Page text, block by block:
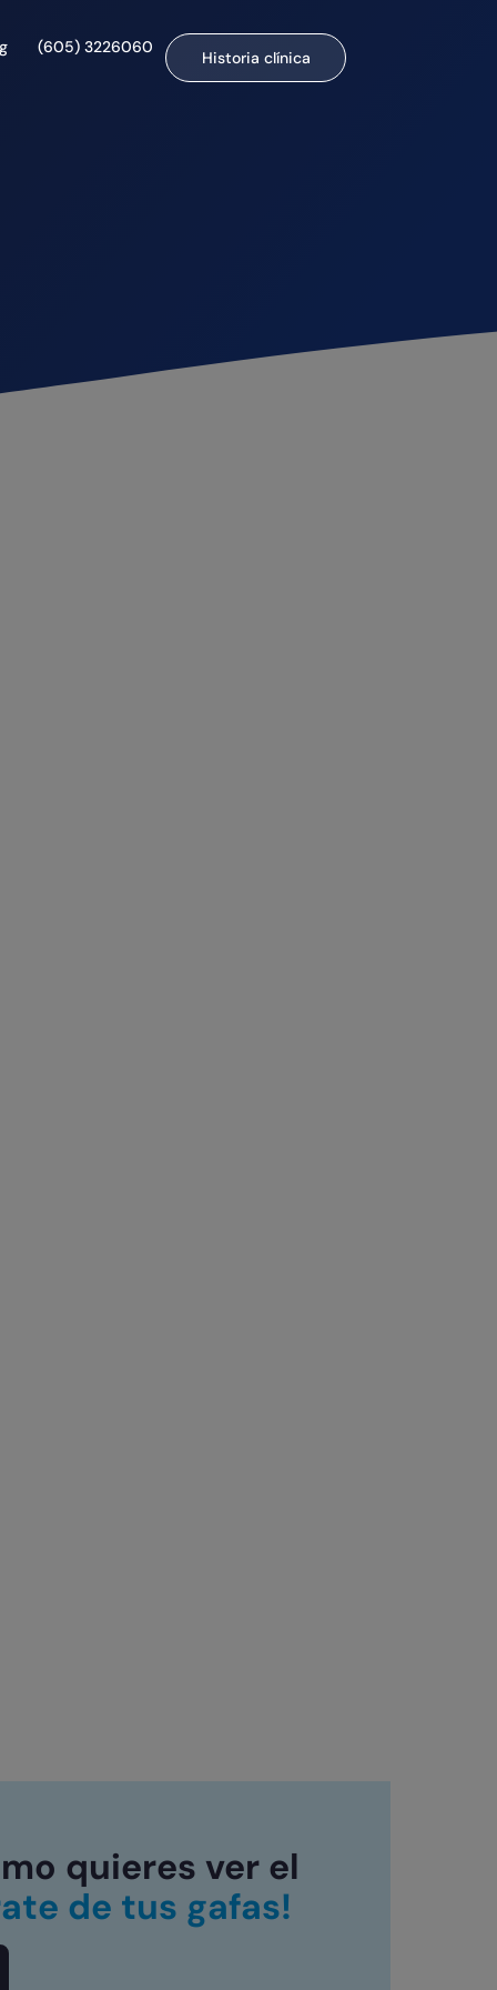
(605) 3226060
Historia clínica
quieres ver el
de tus gafas!